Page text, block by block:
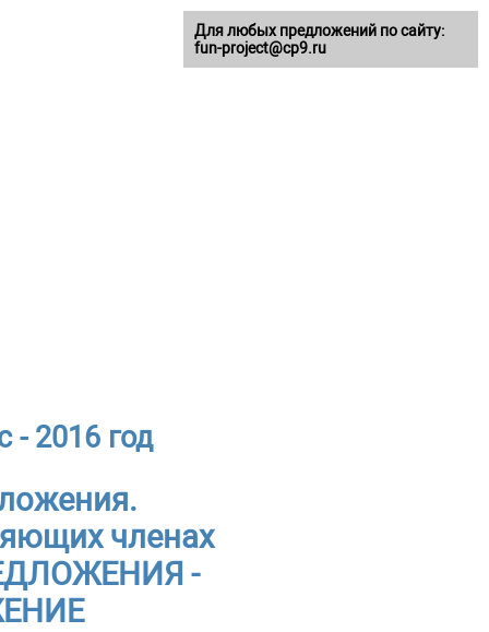
- 2016 год
членах
-
Для любых предложений по сайту:
fun-project@cp9.ru